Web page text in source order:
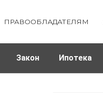
ПРАВООБЛАДАТЕЛЯМ
Закон Ипотека